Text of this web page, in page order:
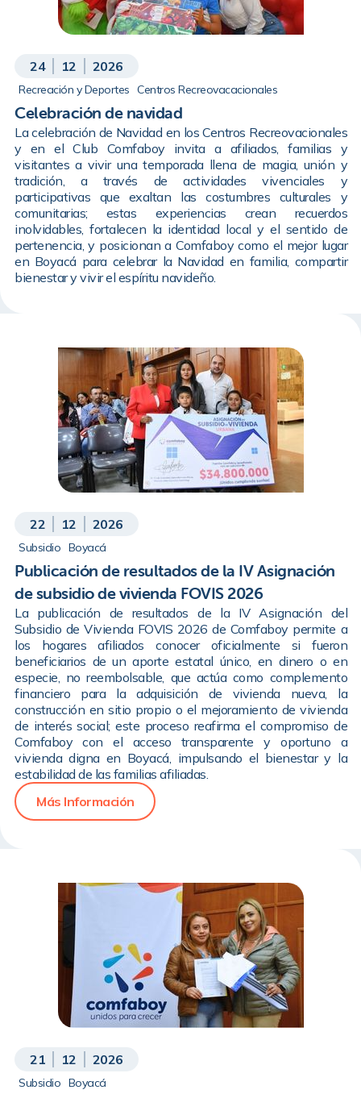
24 12 2026
Recreación y Deportes Centros Recreovacacionales
Celebración de navidad
La celebración de Navidad en los Centros Recreovacionales
y en el Club Comfaboy invita a afiliados, familias y
visitantes a vivir una temporada llena de magia, unión y
tradición, a través de actividades vivenciales y
participativas que exaltan las costumbres culturales y
comunitarias; estas experiencias crean recuerdos
inolvidables, fortalecen la identidad local y el sentido de
pertenencia, y posicionan a Comfaboy como el mejor lugar
en Boyacá para celebrar la Navidad en familia, compartir
bienestar y vivir el espíritu navideño.
22 12 2026
Subsidio Boyacá
Publicación de resultados de la IV Asignación
de subsidio de vivienda FOVIS 2026
La publicación de resultados de la IV Asignación del
Subsidio de Vivienda FOVIS 2026 de Comfaboy permite a
los hogares afiliados conocer oficialmente si fueron
beneficiarios de un aporte estatal único, en dinero o en
especie, no reembolsable, que actúa como complemento
financiero para la adquisición de vivienda nueva, la
construcción en sitio propio o el mejoramiento de vivienda
de interés social; este proceso reafirma el compromiso de
Comfaboy con el acceso transparente y oportuno a
vivienda digna en Boyacá, impulsando el bienestar y la
estabilidad de las familias afiliadas.
Más Información
21 12 2026
Subsidio Boyacá